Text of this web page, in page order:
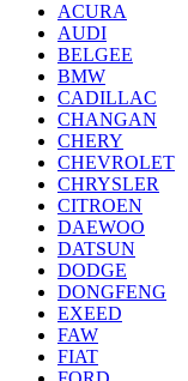
ACURA
AUDI
BELGEE
BMW
CADILLAC
CHANGAN
CHERY
CHEVROLET
CHRYSLER
CITROEN
DAEWOO
DATSUN
DODGE
DONGFENG
EXEED
FAW
FIAT